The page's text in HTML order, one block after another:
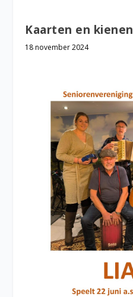
Kaarten en kienen
18 november 2024